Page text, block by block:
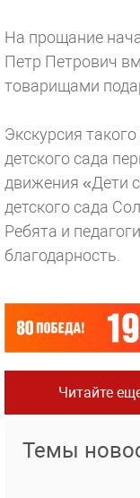
На прощание
Петр Петрович
товарищами
Экскурсия
детского сада
движения «Дети
детского сада
Ребята и
благодарность.
Читайте
Темы